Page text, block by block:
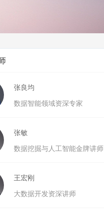
张良均
数据智能领域资深专家
张敏
数据挖掘与人工智能金牌讲师
王宏刚
大数据开发资深讲师